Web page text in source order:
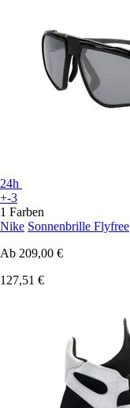
24h
+-3
1 Farben
Nike Sonnenbrille Flyfree
Ab 209,00 €
127,51 €